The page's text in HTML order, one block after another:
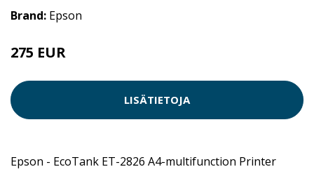
Brand: Epson
275 EUR
LISÄTIETOJA
Epson - EcoTank ET-2826 A4-multifunction Printer